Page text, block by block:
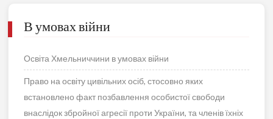
В умовах війни
Освіта Хмельниччини в умовах війни
Право на освіту цивільних осіб, стосовно яких
встановлено факт позбавлення особистої свободи
внаслідок збройної агресії проти України, та членів їхніх